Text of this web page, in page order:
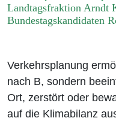
Landtagsfraktion Arndt
Bundestagskandidaten
Verkehrsplanung
nach B, sondern
Ort, zerstört oder
auf die Klimabilanz